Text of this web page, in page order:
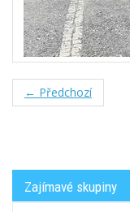
← Předchozí
Zajímavé skupiny